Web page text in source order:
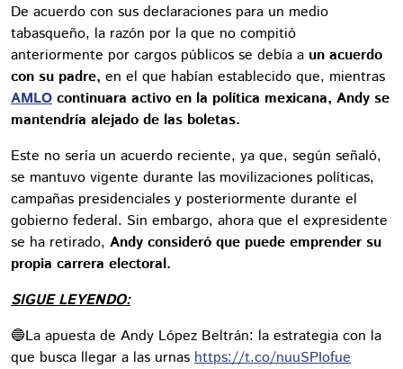
De acuerdo con sus declaraciones para un medio
tabasqueño, la razón por la que no compitió
anteriormente por cargos públicos se debía a un acuerdo
con su padre, en el que habían establecido que, mientras
AMLO continuara activo en la política mexicana, Andy se
mantendría alejado de las boletas.
Este no sería un acuerdo reciente, ya que, según señaló,
se mantuvo vigente durante las movilizaciones políticas,
campañas presidenciales y posteriormente durante el
gobierno federal. Sin embargo, ahora que el expresidente
se ha retirado, Andy consideró que puede emprender su
propia carrera electoral.
SIGUE LEYENDO:
🔵La apuesta de Andy López Beltrán: la estrategia con la
que busca llegar a las urnas https://t.co/nuuSPIofue